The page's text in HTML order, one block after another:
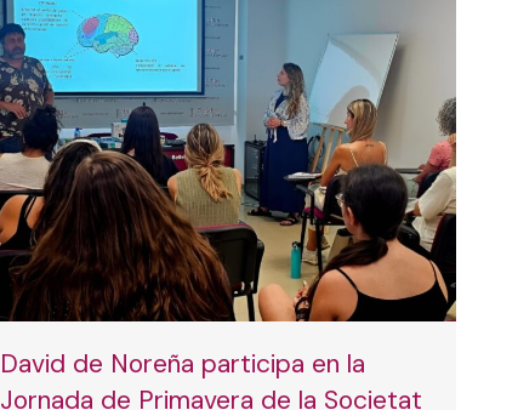
David de Noreña participa en la
Jornada de Primavera de la Societat